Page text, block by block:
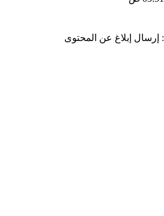
إبلاغ عن المحتوى